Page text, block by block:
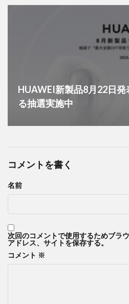
HUAWEI新製品8月22日
る抽選実施中
コメントを書く
名前
次回のコメントで使用するためブラ
アドレス、サイトを保存する。
コメント ※